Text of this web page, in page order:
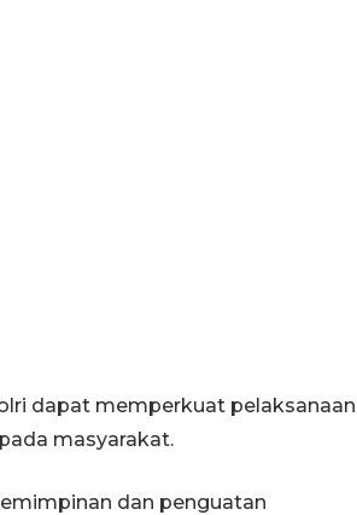
dapat memperkuat pelaksanaan
masyarakat.
dan penguatan